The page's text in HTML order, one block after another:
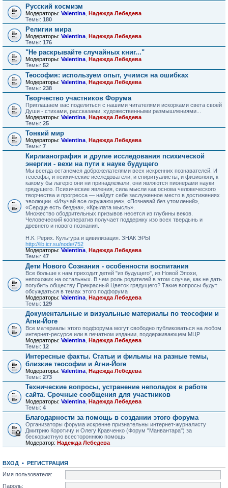
Русский космизм
Модераторы: Valentina Надежда Лебедева
Темы: 180
Религии мира
Модераторы: Valentina Надежда Лебедева
Темы: 176
"Не раскрывайте случайных книг..."
Модераторы: Valentina Надежда Лебедева
Темы: 52
Теософия: используем опыт, учимся на ошибках
Модераторы: Valentina Надежда Лебедева
Темы: 238
Творчество участников Форума
Приглашаем вас поделиться с нашими читателями искорками света своей
Души - стихами, рассказами, художественными размышлениями...
Модераторы: Valentina Надежда Лебедева
Темы: 25
Тонкий мир
Модераторы: Valentina Надежда Лебедева
Темы: 7
Кирлианография и другие исследования психической
энергии - вехи на пути к науке будущего
Мы всегда останемся доброжелателями всех искренних познавателей. И
теософы, и психические исследователи, и спи­ритуалисты, и физиологи, к
какому бы лагерю они ни принад­лежали, они являются пионерами науки
грядущего. Психичес­кие явления, сила мысли как основа человеческого
творчества и прогресса — найдут себе заслуженное место в достижениях
эволюции. «Изучай все окружающее», «Познавай без утомле­ний»,
«Сердце есть бездна», «Крылата мысль».
Множество ободрительных призывов несется из глубины веков.
Человеческий кооператив получает поддержку изо всех твердынь и
древнего и нового познания.
Н.К. Рерих. Культура и цивилизация. ЗНАК ЭРЫ
http://lib.icr.su/node/752
Модераторы: Valentina Надежда Лебедева
Темы: 47
Дети Нового Сознания - особенности воспитания
Все больше к нам приходит детей "из будущего", из Новой Эпохи,
непохожих на остальных. В чем роль родителей в этом случае, как не дать
погубить обществу Прекрасный Цветок грядущего? Такие вопросы будут
обсуждаться в темах этого подфорума
Модераторы: Valentina Надежда Лебедева
Темы: 129
Документальные и визуальные материалы по теософии и
Агни-Йоге
Все материалы этого подфорума могут свободно публиковаться на любом
интернет-ресурсе или в печатном издании, поддерживающем МЦР
Модераторы: Valentina Надежда Лебедева
Темы: 12
Интересные факты. Статьи и фильмы на разные темы,
близкие теософии и Агни-Йоге
Модераторы: Valentina Надежда Лебедева
Темы: 273
Технические вопросы, устранение неполадок в работе
сайта. Срочные сообщения для участников
Модераторы: Valentina Надежда Лебедева
Темы: 4
Благодарности за помощь в создании этого форума
Организаторы форума искренне признательны интернет-журналисту
Дмитрию Коротичу и Олегу Кравченко (Форум "Манвантара") за
бескорыстную всестороннюю помощь
Модератор: Надежда Лебедева
ВХОД • РЕГИСТРАЦИЯ
Имя пользователя:
Пароль: